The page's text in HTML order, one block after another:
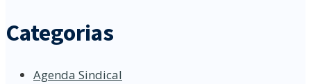
Categorias
Agenda Sindical